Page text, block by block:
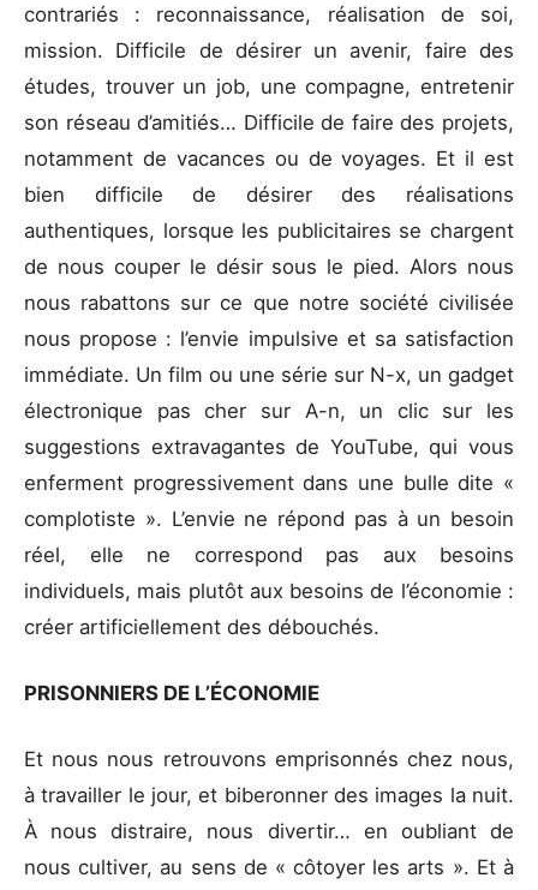
contrariés : reconnaissance, réalisation de soi,
mission. Difficile de désirer un avenir, faire des
études, trouver un job, une compagne, entretenir
son réseau d’amitiés… Difficile de faire des projets,
notamment de vacances ou de voyages. Et il est
bien difficile de désirer des réalisations
authentiques, lorsque les publicitaires se chargent
de nous couper le désir sous le pied. Alors nous
nous rabattons sur ce que notre société civilisée
nous propose : l’envie impulsive et sa satisfaction
immédiate. Un film ou une série sur N-x, un gadget
électronique pas cher sur A-n, un clic sur les
suggestions extravagantes de YouTube, qui vous
enferment progressivement dans une bulle dite «
complotiste ». L’envie ne répond pas à un besoin
réel, elle ne correspond pas aux besoins
individuels, mais plutôt aux besoins de l’économie :
créer artificiellement des débouchés.
PRISONNIERS DE L’ÉCONOMIE
Et nous nous retrouvons emprisonnés chez nous,
à travailler le jour, et biberonner des images la nuit.
À nous distraire, nous divertir… en oubliant de
nous cultiver, au sens de « côtoyer les arts ». Et à